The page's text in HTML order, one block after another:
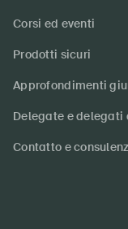
Corsi ed eventi
Prodotti sicuri
Approfondimenti
Delegate e delegati
Contatto e